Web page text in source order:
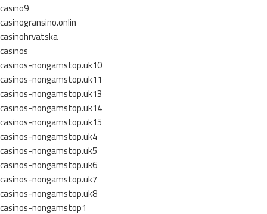
casino9
casinogransino.onlin
casinohrvatska
casinos
casinos-nongamstop.uk10
casinos-nongamstop.uk11
casinos-nongamstop.uk13
casinos-nongamstop.uk14
casinos-nongamstop.uk15
casinos-nongamstop.uk4
casinos-nongamstop.uk5
casinos-nongamstop.uk6
casinos-nongamstop.uk7
casinos-nongamstop.uk8
casinos-nongamstop1